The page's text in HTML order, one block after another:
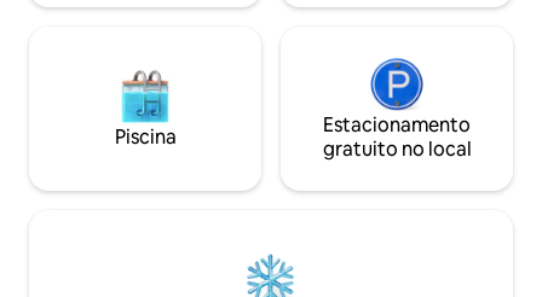
Piscina
Estacionamento
gratuito no local